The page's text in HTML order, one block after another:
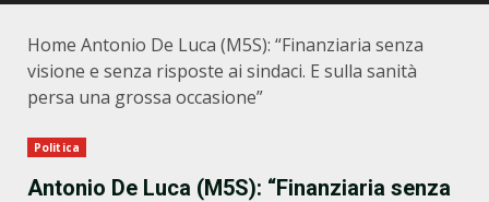
Home Antonio De Luca (M5S): “Finanziaria senza
visione e senza risposte ai sindaci. E sulla sanità
persa una grossa occasione”
Politica
Antonio De Luca (M5S): “Finanziaria senza